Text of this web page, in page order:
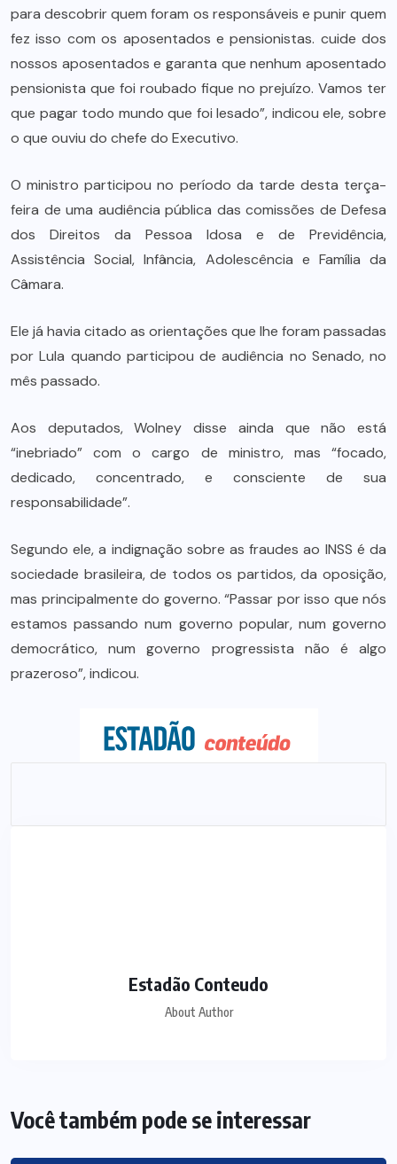
para descobrir quem foram os responsáveis e punir quem
fez isso com os aposentados e pensionistas. cuide dos
nossos aposentados e garanta que nenhum aposentado
pensionista que foi roubado fique no prejuízo. Vamos ter
que pagar todo mundo que foi lesado”, indicou ele, sobre
o que ouviu do chefe do Executivo.
O ministro participou no período da tarde desta terça-
feira de uma audiência pública das comissões de Defesa
dos Direitos da Pessoa Idosa e de Previdência,
Assistência Social, Infância, Adolescência e Família da
Câmara.
Ele já havia citado as orientações que lhe foram passadas
por Lula quando participou de audiência no Senado, no
mês passado.
Aos deputados, Wolney disse ainda que não está
“inebriado” com o cargo de ministro, mas “focado,
dedicado, concentrado, e consciente de sua
responsabilidade”.
Segundo ele, a indignação sobre as fraudes ao INSS é da
sociedade brasileira, de todos os partidos, da oposição,
mas principalmente do governo. “Passar por isso que nós
estamos passando num governo popular, num governo
democrático, num governo progressista não é algo
prazeroso”, indicou.
Estadão Conteudo
About Author
Você também pode se interessar